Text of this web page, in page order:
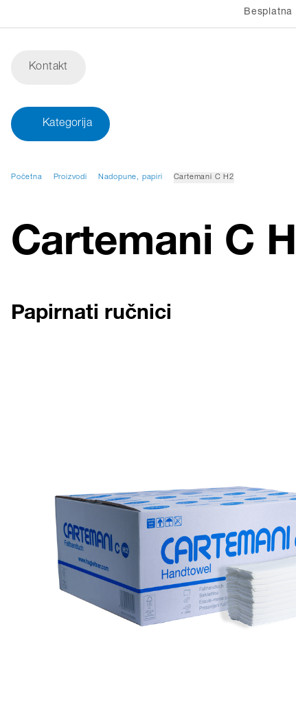
Besplatna
Kontakt
Kategorija
Početna Proizvodi Nadopune, papiri Cartemani C H2
Cartemani C
Papirnati ručnici